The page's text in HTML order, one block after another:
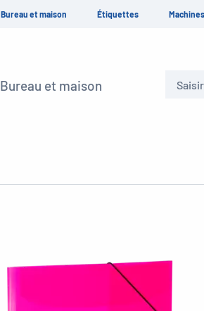
Bureau et maison Étiquettes
Bureau et maison